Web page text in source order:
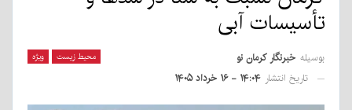
تأسیسات آبی
محیط زیست ویژه بوسیله خبرنگار کرمان نو
تاریخ انتشار ۱۴:۰۴ - ۱۶ خرداد ۱۴۰۵